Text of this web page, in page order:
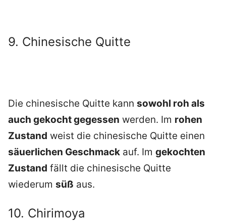
9. Chinesische Quitte
Die chinesische Quitte kann sowohl roh als
auch gekocht gegessen werden. Im rohen
Zustand weist die chinesische Quitte einen
säuerlichen Geschmack auf. Im gekochten
Zustand fällt die chinesische Quitte
wiederum süß aus.
10. Chirimoya